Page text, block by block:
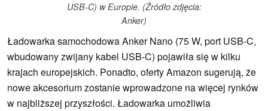
USB-C) w Europie. (Źródło zdjęcia:
Anker)
Ładowarka samochodowa Anker Nano (75 W, port USB-C,
wbudowany zwijany kabel USB-C) pojawiła się w kilku
krajach europejskich. Ponadto, oferty Amazon sugerują, że
nowe akcesorium zostanie wprowadzone na więcej rynków
w najbliższej przyszłości. Ładowarka umożliwia